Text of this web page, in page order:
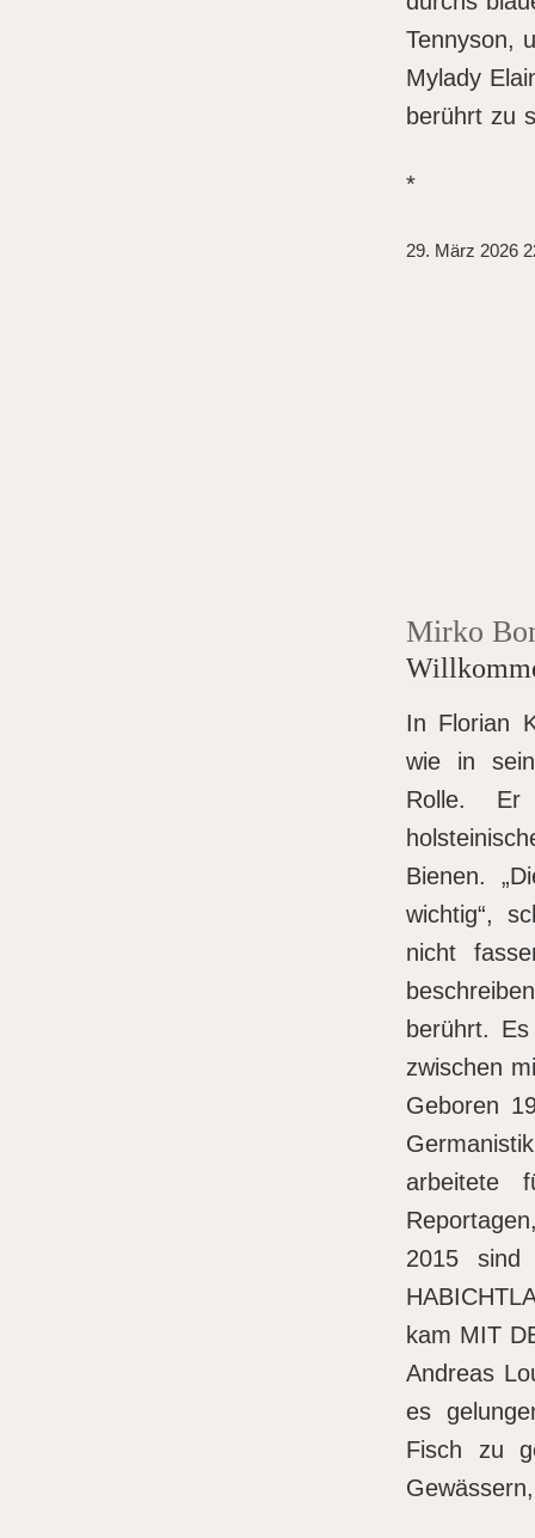
Tennyson,
Mylady
berührt zu
*
29. März 2026
Mirko
In Florian
wie in
Rolle.
Bienen.
wichtig“,
nicht
berührt.
zwischen
Geboren
arbeitete
2015 sind
kam MIT
Andreas
es
Fisch zu